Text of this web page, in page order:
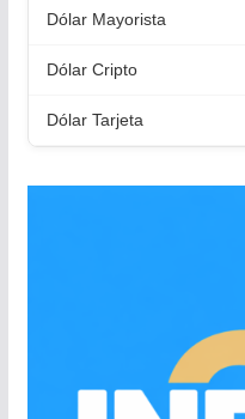
Dólar Mayorista
Dólar Cripto
Dólar Tarjeta